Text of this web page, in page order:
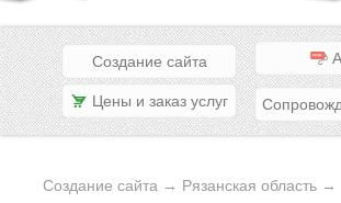
Создание сайта
Цены и заказ услуг
Создание сайта → Рязанская область →